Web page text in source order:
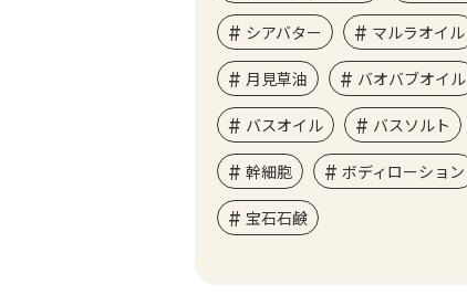
シアバター マルラオイル
月見草油 バオバブオイル
バスオイル バスソルト
幹細胞 ボディローション
宝石石鹸